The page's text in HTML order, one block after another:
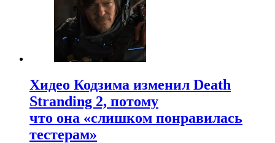
Хидео Кодзима изменил Death
Stranding 2, потому
что она «слишком понравилась
тестерам»